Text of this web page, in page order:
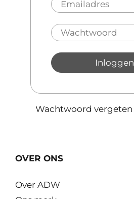
Inloggen
Wachtwoord vergeten
OVER ONS
Over ADW